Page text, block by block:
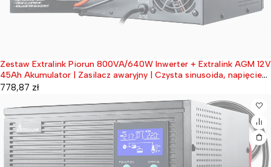
Wyprzedane
Zestaw Extralink Piorun 800VA/640W Inwerter + Extralink AGM 12V
45Ah Akumulator | Zasilacz awaryjny | Czysta sinusoida, napięcie
akumulatora 12VDC + bezobsługowy
778,87 zł